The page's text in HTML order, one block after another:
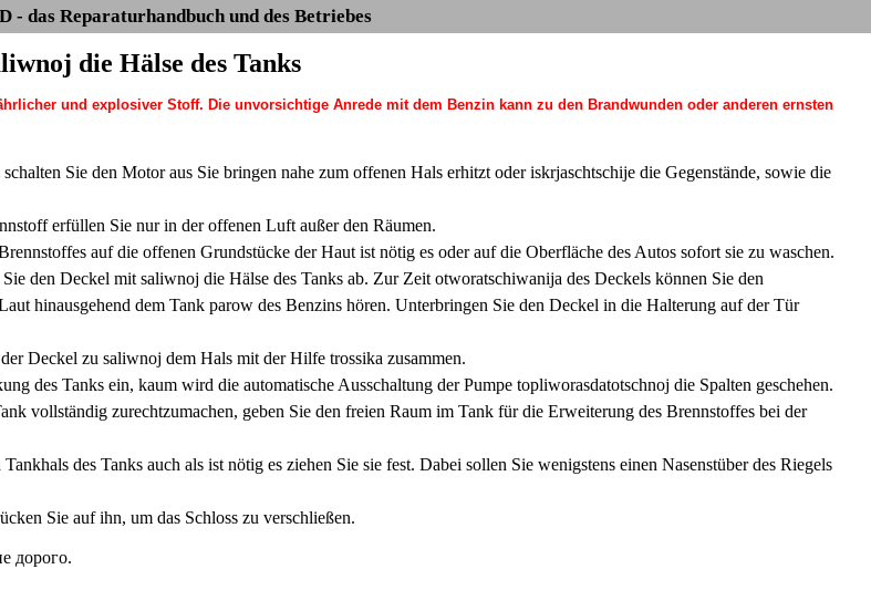
- das Reparaturhandbuch und des Betriebes
die Hälse des Tanks
und explosiver Stoff. Die unvorsichtige Anrede mit dem Benzin kann zu den Brandwunden oder anderen ernsten
Sie den Motor aus Sie bringen nahe zum offenen Hals erhitzt oder iskrjaschtschije die Gegenstände, sowie die
erfüllen Sie nur in der offenen Luft außer den Räumen.
auf die offenen Grundstücke der Haut ist nötig es oder auf die Oberfläche des Autos sofort sie zu waschen.
den Deckel mit saliwnoj die Hälse des Tanks ab. Zur Zeit otworatschiwanija des Deckels können Sie den
hinausgehend dem Tank parow des Benzins hören. Unterbringen Sie den Deckel in die Halterung auf der Tür
Deckel zu saliwnoj dem Hals mit der Hilfe trossika zusammen.
des Tanks ein, kaum wird die automatische Ausschaltung der Pumpe topliworasdatotschnoj die Spalten geschehen.
vollständig zurechtzumachen, geben Sie den freien Raum im Tank für die Erweiterung des Brennstoffes bei der
des Tanks auch als ist nötig es ziehen Sie sie fest. Dabei sollen Sie wenigstens einen Nasenstüber des Riegels
Sie auf ihn, um das Schloss zu verschließen.
дорого.